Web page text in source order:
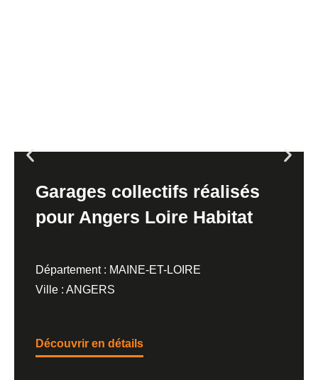
Garages collectifs réalisés
pour Angers Loire Habitat
Département : MAINE-ET-LOIRE
Ville : ANGERS
Découvrir en détails